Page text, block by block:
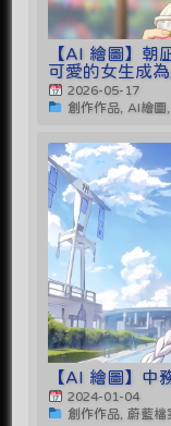
【AI 繪圖】朝
可愛的女生成
2026-05-17
創作作品, AI繪圖
【AI 繪圖】中
2024-01-04
創作作品, 蔚藍